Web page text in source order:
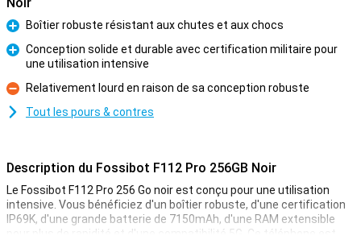
Pour
Boîtier robuste résistant aux chutes et aux chocs
Pour
Conception solide et durable avec certification militaire pour
une utilisation intensive
Contre
Relativement lourd en raison de sa conception robuste
Tout les pours & contres
Description du Fossibot F112 Pro 256GB Noir
Le Fossibot F112 Pro 256 Go noir est conçu pour une utilisation
intensive. Vous bénéficiez d'un boîtier robuste, d'une certification
IP69K, d'une grande batterie de 7150mAh, d'une RAM extensible
pour plus de rapidité et d'une compatibilité 5G. Ce téléphone est